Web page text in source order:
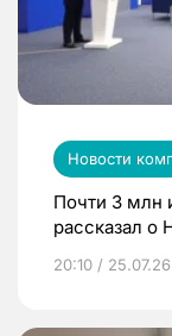
Новости
Почти 3 млн
рассказал о
20:10 / 25.07.26